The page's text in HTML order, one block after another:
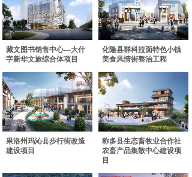
藏文图书销售中心---大什
字新华文旅综合体项目
化隆县群科拉面特色小镇
美食风情街整治工程
果洛州玛沁县步行街改造
建设项目
称多县生态畜牧业合作社
农畜产品集散中心建设项
目